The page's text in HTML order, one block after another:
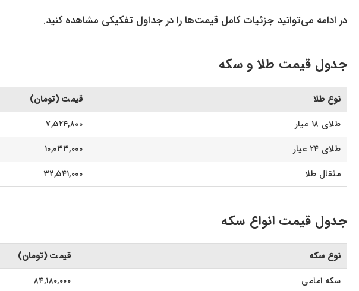
در ادامه می‌توانید جزئیات کامل قیمت‌ها را در جداول تفکیکی مشاهده کنید.
جدول قیمت طلا و سکه
نوع طلا
قیمت (تومان)
طلای ۱۸ عیار
۷,۵۲۴,۸۰۰
طلای ۲۴ عیار
۱۰,۰۳۳,۰۰۰
مثقال طلا
۳۲,۵۴۱,۰۰۰
جدول قیمت انواع سکه
نوع سکه
قیمت (تومان)
سکه امامی
۸۴,۱۸۰,۰۰۰